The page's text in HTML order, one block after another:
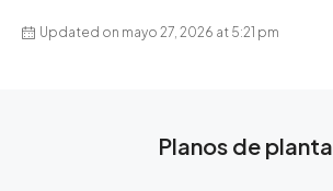
Updated on mayo 27, 2026 at 5:21 pm
Planos de planta